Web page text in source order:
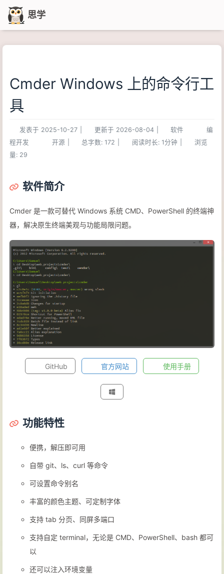
思学
Cmder Windows 上的命令行工
具
发表于 2025-10-27 更新于 2026-08-04 软件
编
程开发
开源 总字数: 172 阅读时长: 1分钟
浏览
量: 29
软件简介
Cmder 是一款可替代 Windows 系统 CMD、PowerShell 的终端神
器，解决原生终端美观与功能局限问题。
GitHub 官方网站 使用手册
功能特性
便携，解压即可用
自带 git、ls、curl 等命令
可设置命令别名
丰富的颜色主题、可定制字体
支持 tab 分页、同屏多端口
支持自定 terminal，无论是 CMD、PowerShell、bash 都可
以
还可以注入环境变量